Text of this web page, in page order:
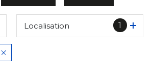
à l'année 1
Localisation